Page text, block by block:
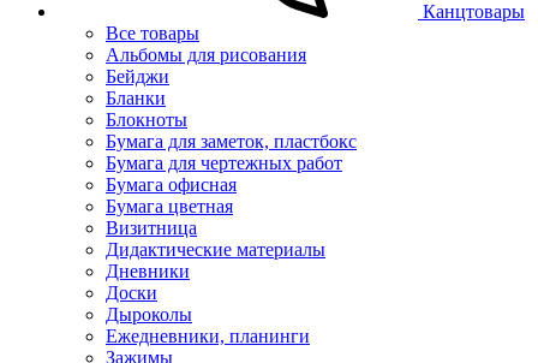
Канцтовары
Все товары
Альбомы для рисования
Бейджи
Бланки
Блокноты
Бумага для заметок, пластбокс
Бумага для чертежных работ
Бумага офисная
Бумага цветная
Визитница
Дидактические материалы
Дневники
Доски
Дыроколы
Ежедневники, планинги
Зажимы